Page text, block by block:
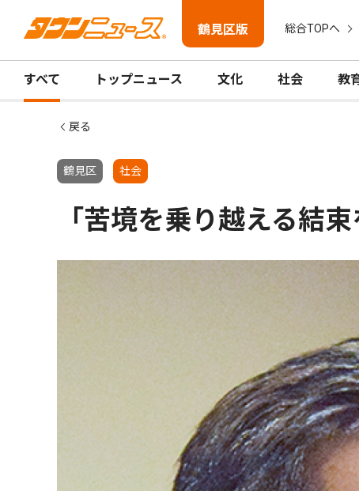
鶴見区版 総合TOPへ
すべて トップニュース 文化 社会 教
戻る
鶴見区 社会
「苦境を乗り越える結